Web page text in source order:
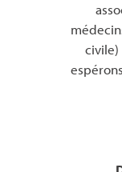
civile)